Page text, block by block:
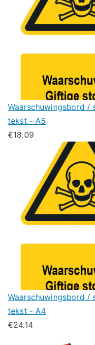
Waarschuwingsbord
tekst - A5
€18.09
Waarschuwingsbord
tekst - A4
€24.14